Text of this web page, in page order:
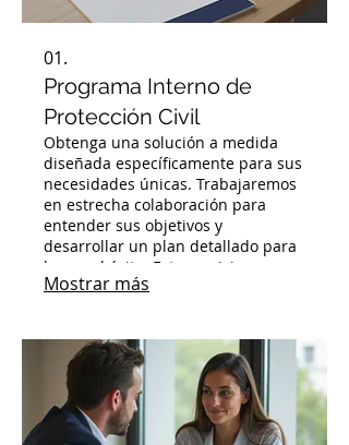
01.
Programa Interno de
Protección Civil
Obtenga una solución a medida
diseñada específicamente para sus
necesidades únicas. Trabajaremos
en estrecha colaboración para
entender sus objetivos y
desarrollar un plan detallado para
lograr el éxito. Este servicio
garantiza que reciba una estrategia
Mostrar más